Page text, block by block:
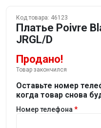
Код товара: 46123
Платье Poivre
JRGL/D
Продано!
Товар закончился
Оставьте номер
когда товар снова
Номер телефона